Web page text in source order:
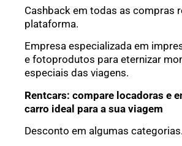
Cashback em todas as compras
plataforma.
Empresa especializada em
e fotoprodutos para eternizar
especiais das viagens.
Rentcars: compare locadoras e
carro ideal para a sua viagem
Desconto em algumas categorias.